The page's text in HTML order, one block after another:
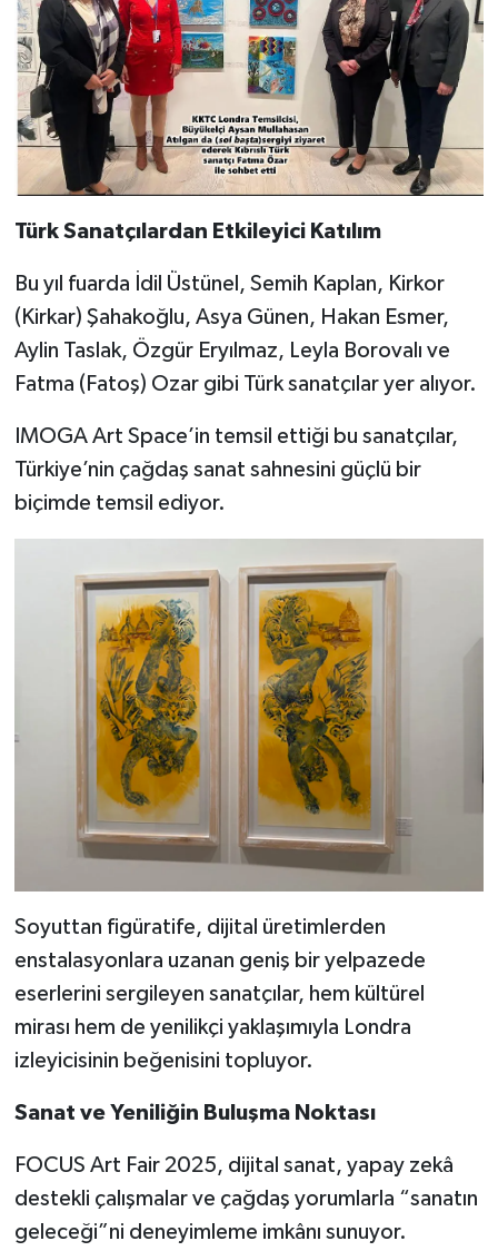
Türk Sanatçılardan Etkileyici Katılım
Bu yıl fuarda İdil Üstünel, Semih Kaplan, Kirkor
(Kirkar) Şahakoğlu, Asya Günen, Hakan Esmer,
Aylin Taslak, Özgür Eryılmaz, Leyla Borovalı ve
Fatma (Fatoş) Ozar gibi Türk sanatçılar yer alıyor.
IMOGA Art Space’in temsil ettiği bu sanatçılar,
Türkiye’nin çağdaş sanat sahnesini güçlü bir
biçimde temsil ediyor.
Soyuttan figüratife, dijital üretimlerden
enstalasyonlara uzanan geniş bir yelpazede
eserlerini sergileyen sanatçılar, hem kültürel
mirası hem de yenilikçi yaklaşımıyla Londra
izleyicisinin beğenisini topluyor.
Sanat ve Yeniliğin Buluşma Noktası
FOCUS Art Fair 2025, dijital sanat, yapay zekâ
destekli çalışmalar ve çağdaş yorumlarla “sanatın
geleceği”ni deneyimleme imkânı sunuyor.